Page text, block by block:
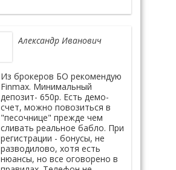
Александр Иванович
Из брокеров БО рекомендую
Finmax. Минимальный
депозит- 650р. Есть демо-
счет, можно повозиться в
"песочнице" прежде чем
сливать реальное бабло. При
регистрации - бонусы, не
разводилово, хотя есть
нюансы, но все оговорено в